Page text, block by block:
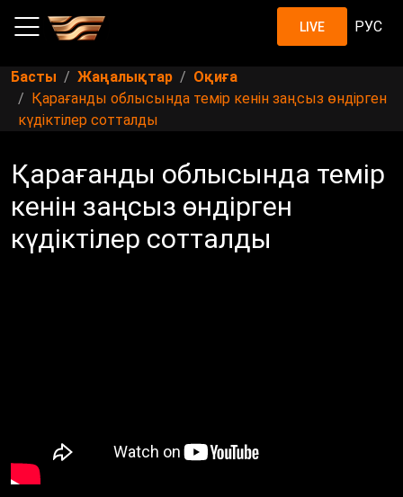
LIVE РУС
Басты Жаңалықтар
Оқиға
Қарағанды облысында темір кенін заңсыз өндірген
күдіктілер сотталды
Қарағанды облысында темір
кенін заңсыз өндірген
күдіктілер сотталды